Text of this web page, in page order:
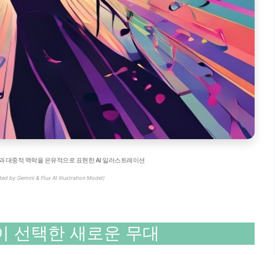
대중적 맥락을 은유적으로 표현한 AI 일러스트레이션
by Gemini & Flux AI Illustration Model)
선택한 새로운 무대